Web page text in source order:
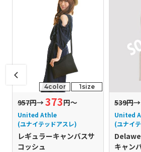
4color 1size
957円→373円～
United Athle
(ユナイテッドアスレ)
レギュラーキャンバスサ
コッシュ
539円→
United
(ユナイ
キャン